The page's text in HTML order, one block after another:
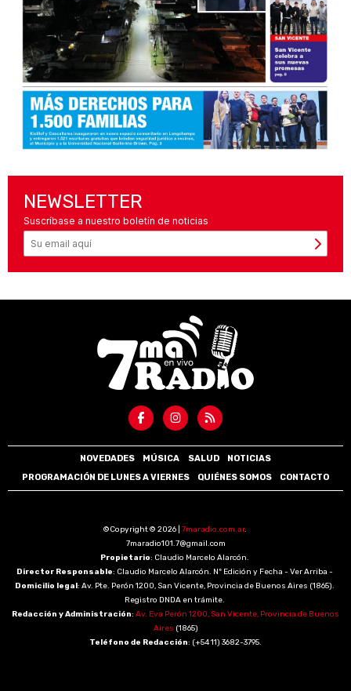
NEWSLETTER
Suscríbase a nuestro boletín de noticias
NOVEDADES MÚSICA SALUD
NOTICIAS
PROGRAMACIÓN DE LUNES A VIERNES
QUIÉNES SOMOS CONTACTO
©Copyright © 2026 | 7maradio.com.ar.
7maradio101.7@gmail.com
Propietario: Claudio Marcelo Alarcón.
Director Responsable: Claudio Marcelo Alarcón. Nº Edición y Fecha - Ver Arriba -
Domicilio legal : Av. Pte. Perón 1200, San Vicente, Provincia de Buenos Aires (1865).
Registro DNDA en trámite.
Redacción y Administración: Av. Eva Perón 1200, San Vicente, Provincia de Buenos
Aires (1865)
Teléfono de Redacción: (+54 11) 3682-3795.